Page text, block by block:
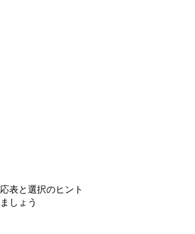
表と選択のヒント
しょう